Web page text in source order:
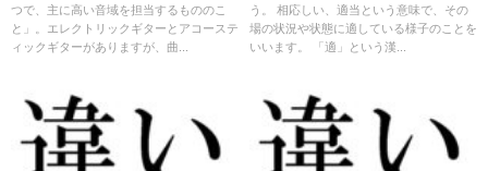
つで、主に高い音域を担当するもののこ
と」。エレクトリックギターとアコーステ
ィックギターがありますが、曲...
う。 相応しい、適当という意味で、その
場の状況や状態に適している様子のことを
いいます。 「適」という漢...